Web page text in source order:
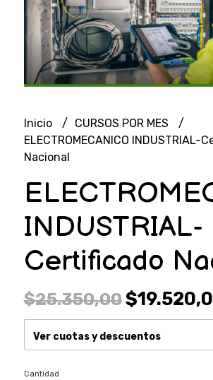
Inicio
CURSOS POR MES
ELECTROMECANICO INDUSTRIAL-
Nacional
INDUSTRIAL-
Certificado
$25.350,00
Ver cuotas y descuentos
Cantidad